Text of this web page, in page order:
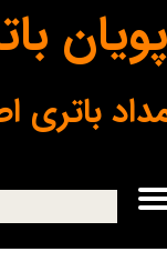
پویان
باتری